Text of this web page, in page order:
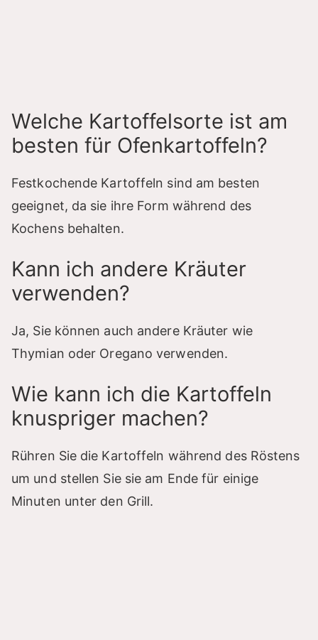
Welche Kartoffelsorte ist am
besten für Ofenkartoffeln?
Festkochende Kartoffeln sind am besten
geeignet, da sie ihre Form während des
Kochens behalten.
Kann ich andere Kräuter
verwenden?
Ja, Sie können auch andere Kräuter wie
Thymian oder Oregano verwenden.
Wie kann ich die Kartoffeln
knuspriger machen?
Rühren Sie die Kartoffeln während des Röstens
um und stellen Sie sie am Ende für einige
Minuten unter den Grill.